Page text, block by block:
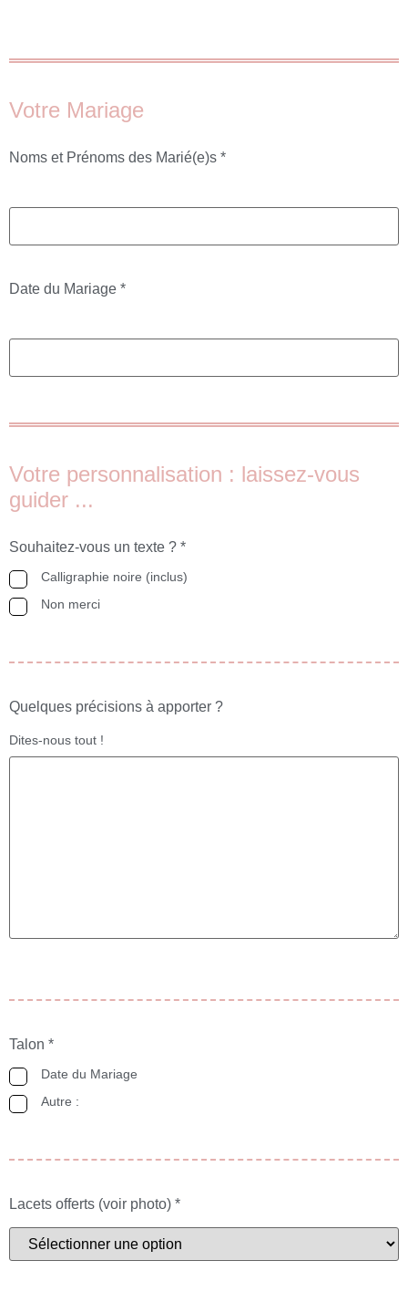
Votre Mariage
Noms et Prénoms des Marié(e)s *
Date du Mariage *
Votre personnalisation : laissez-vous
guider ...
Souhaitez-vous un texte ? *
Calligraphie noire (inclus)
Non merci
Quelques précisions à apporter ?
Dites-nous tout !
Talon *
Date du Mariage
Autre :
Lacets offerts (voir photo) *